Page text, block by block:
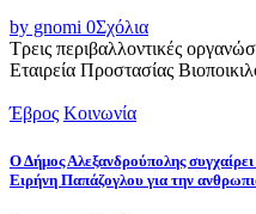
by gnomi 0Σχόλια
Τρεις περιβαλλοντικές
Εταιρεία Προστασίας
Έβρος Κοινωνία
Ο Δήμος Αλεξανδρούπολης
Ειρήνη Παπάζογλου για την